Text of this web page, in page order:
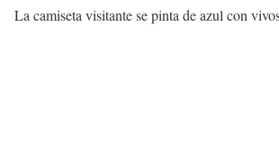
La camiseta visitante se pinta de azul con